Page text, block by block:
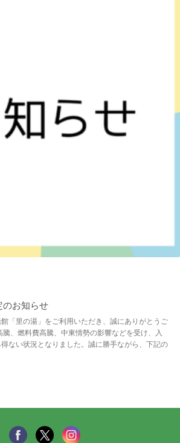
のお知らせ
「里の湯」をご利用いただき、誠にありがとうご
、燃料費高騰、中東情勢の影響などを受け、入
ない状況となりました。誠に勝手ながら、下記の